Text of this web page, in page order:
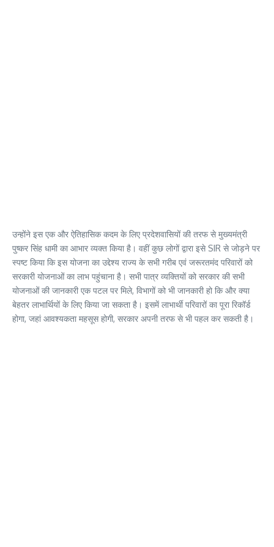
उन्होंने इस एक और ऐतिहासिक कदम के लिए प्रदेशवासियों की तरफ से मुख्यमंत्री
पुष्कर सिंह धामी का आभार व्यक्त किया है। वहीं कुछ लोगों द्वारा इसे SIR से जोड़ने पर
स्पष्ट किया कि इस योजना का उद्देश्य राज्य के सभी गरीब एवं जरूरतमंद परिवारों को
सरकारी योजनाओं का लाभ पहुंचाना है। सभी पात्र व्यक्तियों को सरकार की सभी
योजनाओं की जानकारी एक पटल पर मिले, विभागों को भी जानकारी हो कि और क्या
बेहतर लाभार्थियों के लिए किया जा सकता है। इसमें लाभार्थी परिवारों का पूरा रिकॉर्ड
होगा, जहां आवश्यकता महसूस होगी, सरकार अपनी तरफ से भी पहल कर सकती है।